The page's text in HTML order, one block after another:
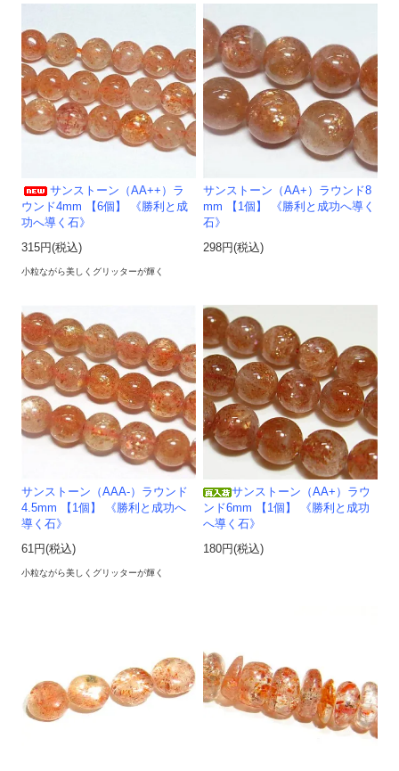
サンストーン（AA++）ラ
ウンド4mm 【6個】 《勝利と成
功へ導く石》
315円(税込)
小粒ながら美しくグリッターが輝く
サンストーン（AA+）ラウンド8
mm 【1個】 《勝利と成功へ導く
石》
298円(税込)
サンストーン（AAA-）ラウンド
4.5mm 【1個】 《勝利と成功へ
導く石》
61円(税込)
小粒ながら美しくグリッターが輝く
サンストーン（AA+）ラウ
ンド6mm 【1個】 《勝利と成功
へ導く石》
180円(税込)